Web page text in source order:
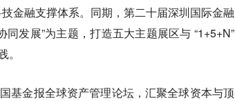
金融支撑体系。同期，第二十届深圳国际金融
发展”为主题，打造五大主题展区与 “1+5+N”
基金报全球资产管理论坛，汇聚全球资本与顶